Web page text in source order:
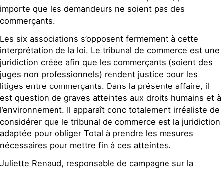
importe que les demandeurs ne soient pas des
commerçants.
Les six associations s’opposent fermement à cette
interprétation de la loi. Le tribunal de commerce est une
juridiction créée afin que les commerçants (soient des
juges non professionnels) rendent justice pour les
litiges entre commerçants. Dans la présente affaire, il
est question de graves atteintes aux droits humains et à
l’environnement. Il apparaît donc totalement irréaliste de
considérer que le tribunal de commerce est la juridiction
adaptée pour obliger Total à prendre les mesures
nécessaires pour mettre fin à ces atteintes.
Juliette Renaud, responsable de campagne sur la